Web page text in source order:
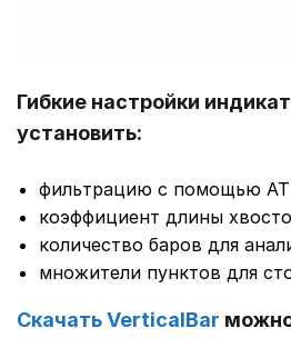
Гибкие настройки
установить:
фильтрацию с помощью
коэффициент длины
количество баров для
множители пунктов для
Скачать VerticalBar